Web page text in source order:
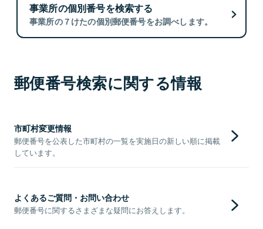
事業所の個別番号を検索する
事業所の７けたの個別郵便番号をお調べします。
郵便番号検索に関する情報
市町村変更情報
郵便番号を公表した市町村の一覧を実施日の新しい順に掲載
しています。
よくあるご質問・お問い合わせ
郵便番号に関するさまざまな疑問にお答えします。